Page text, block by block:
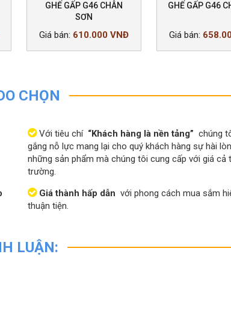
GHẾ GẤP G46 CHÂN
SƠN
Giá bán: 610.000 VNĐ
GHẾ GẤP G46
Giá bán:
CHỌN
Với tiêu chí “Khách hàng là nền tảng” chúng
gắng nỗ lực mang lại cho quý khách hàng sự hài
những sản phẩm mà chúng tôi cung cấp với giá cả
trường.
Giá thành hấp dẫn với phong cách mua sắm
thuận tiện.
LUẬN: